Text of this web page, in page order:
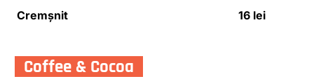
Cremșnit
16 lei
Coffee & Cocoa